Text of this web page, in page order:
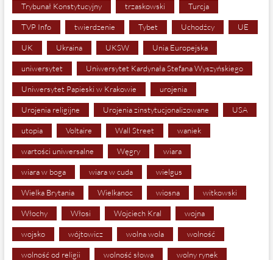
Trybunał Konstytucyjny trzaskowski Turcja
TVP Info twierdzenie Tybet Uchodźcy UE
UK Ukraina UKSW Unia Europejska
uniwersytet Uniwersytet Kardynała Stefana Wyszyńskiego
Uniwersytet Papieski w Krakowie urojenia
Urojenia religijne Urojenia zinstytucjonalizowane USA
utopia Voltaire Wall Street waniek
wartości uniwersalne Węgry wiara
wiara w boga wiara w cuda wielgus
Wielka Brytania Wielkanoc wiosna witkowski
Włochy Włosi Wojciech Kral wojna
wojsko wójtowicz wolna wola wolność
wolność od religii wolność słowa wolny rynek